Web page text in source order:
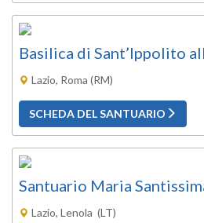
Basilica di Sant’Ippolito
Lazio, Roma (RM)
SCHEDA DEL SANTUARIO
Santuario Maria
Lazio, Lenola (LT)